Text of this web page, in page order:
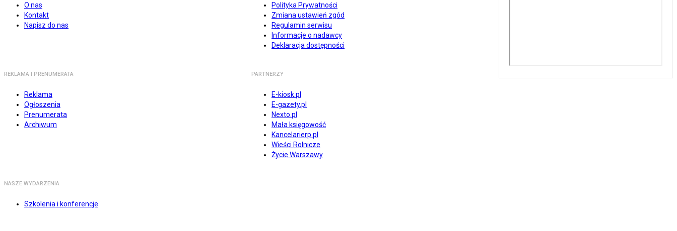
O nas
Kontakt
Napisz do nas
Polityka Prywatności
Zmiana ustawień zgód
Regulamin serwisu
Informacje o nadawcy
Deklaracja dostępności
REKLAMA I PRENUMERATA
Reklama
Ogłoszenia
Prenumerata
Archiwum
PARTNERZY
E-kiosk.pl
E-gazety.pl
Nexto.pl
Mała księgowość
Kancelarierp.pl
Wieści Rolnicze
Życie Warszawy
NASZE WYDARZENIA
Szkolenia i konferencje